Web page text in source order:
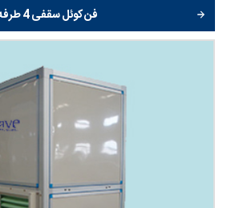
فن کوئل سقفی 4 طرفه